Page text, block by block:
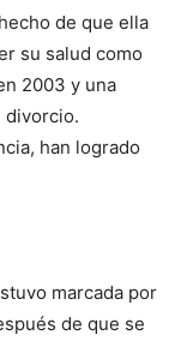
de que ella
su salud como
2003 y una
divorcio.
han logrado
marcada por
de que se